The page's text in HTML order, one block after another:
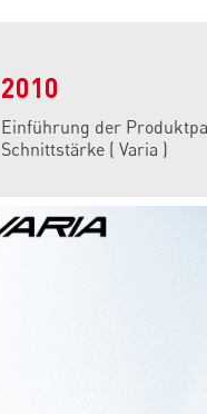
2010
Einführung der
Schnittstärke ( Varia )